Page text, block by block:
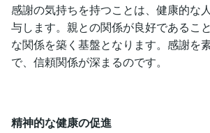
感謝の気持ちを持つことは、健康的な
与します。親との関係が良好であるこ
な関係を築く基盤となります。感謝を
で、信頼関係が深まるのです。
精神的な健康の促進